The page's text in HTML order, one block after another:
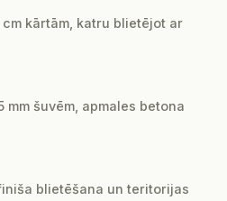
cm kārtām, katru blietējot ar
mm šuvēm, apmales betona
blietēšana un teritorijas